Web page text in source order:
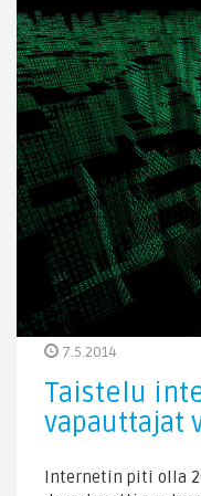
7.5.2014
Taistelu
vapauttajat
Internetin piti olla